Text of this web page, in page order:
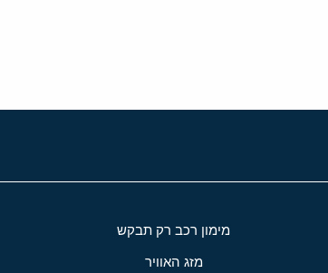
מימון רכב רק תבקש
מזג האוויר